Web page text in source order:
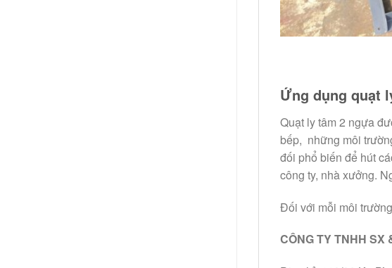
Ứng dụng quạt
Quạt ly tâm 2 ngựa
bếp, những môi
đối phổ biến để hút
công ty, nhà xưởng.
Đối với mỗi môi
CÔNG TY TNHH SX